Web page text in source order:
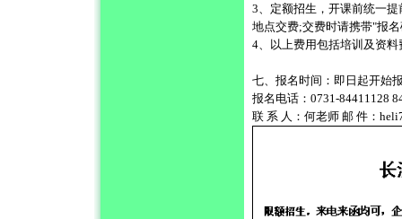
3、定额招生，开课前统一
地点交费;交费时请携带"报
4、以上费用包括培训及资
七、报名时间：即日起开始
报名电话：0731-84411128
联 系 人：何老师 邮 件：